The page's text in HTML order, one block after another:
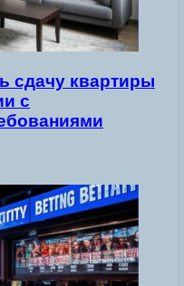
сдачу квартиры
с